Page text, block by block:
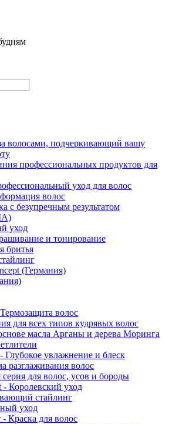
волосами, подчеркивающий вашу
профессиональных продуктов для
уход для волос
волос
с безупречным результатом
уход
и тонирование
бритья
(Германия)
волос
для всех типов кудрявых волос
масла Арганы и дерева Моринга
увлажнение и блеск
разглаживания волос
для волос, усов и бороды
Королевский уход
стайлинг
уход
Краска для волос